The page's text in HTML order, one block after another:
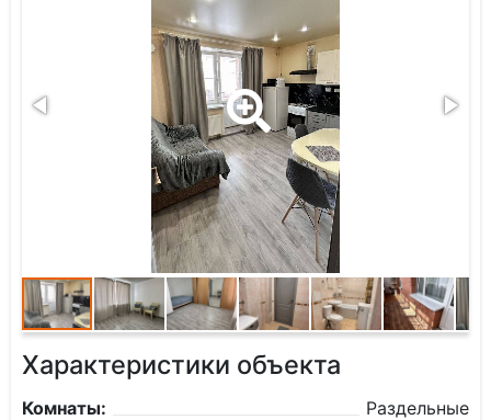
Характеристики объекта
Комнаты:
Раздельные